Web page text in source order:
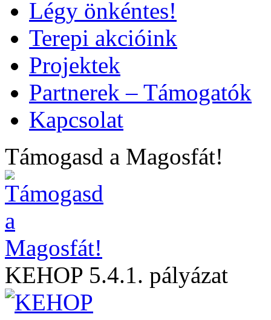
Légy önkéntes!
Terepi akcióink
Projektek
Partnerek – Támogatók
Kapcsolat
Támogasd a Magosfát!
KEHOP 5.4.1. pályázat